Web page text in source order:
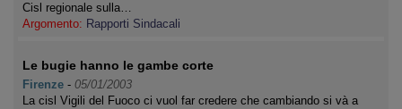
Cisl regionale sulla…
Argomento: Rapporti Sindacali
Le bugie hanno le gambe corte
Firenze - 05/01/2003
La cisl Vigili del Fuoco ci vuol far credere che cambiando si và a